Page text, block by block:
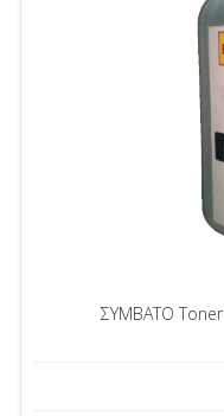
ΣΥΜΒΑΤΟ Toner